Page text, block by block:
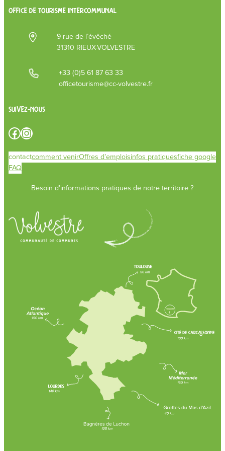
OFFICE DE TOURISME INTERCOMMUNAL
9 rue de l’évêché
31310 RIEUX-VOLVESTRE
+33 (0)5 61 87 63 33
officetourisme@cc-volvestre.fr
Suivez-nous
Facebook Instagram
contactcomment venirOffres d’emploisinfos pratiquesfiche google
FAQ
Besoin d’informations pratiques de notre territoire ?